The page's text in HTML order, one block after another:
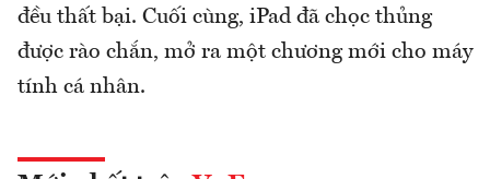
đều thất bại. Cuối cùng, iPad đã chọc thủng
được rào chắn, mở ra một chương mới cho máy
tính cá nhân.